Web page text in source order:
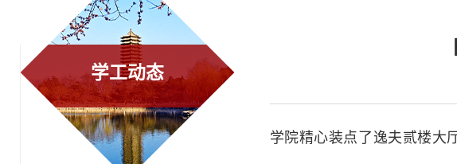
学工动态
学院精心装点了逸夫贰楼大